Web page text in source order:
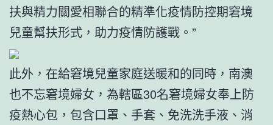
扶與精力關愛相聯合的精準化疫情防控期窘境
兒童幫扶形式，助力疫情防護戰。”
此外，在給窘境兒童家庭送暖和的同時，南澳
也不忘窘境婦女，為轄區30名窘境婦女奉上防
疫熱心包，包含口罩、手套、免洗洗手液、消